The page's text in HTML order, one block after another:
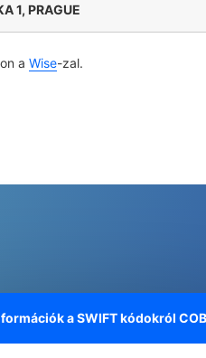
1, PRAGUE
a Wise-zal.
a SWIFT kódokról